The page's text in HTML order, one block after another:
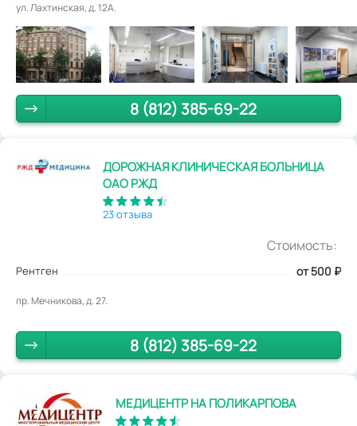
ул. Лахтинская, д. 12А.
8 (812) 385-69-22
ДОРОЖНАЯ КЛИНИЧЕСКАЯ БОЛЬНИЦА
ОАО РЖД
23 отзыва
Стоимость:
Рентген от 500 ₽
пр. Мечникова, д. 27.
8 (812) 385-69-22
МЕДИЦЕНТР НА ПОЛИКАРПОВА